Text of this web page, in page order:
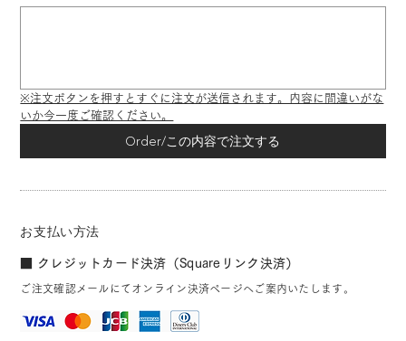
※注文ボタンを押すとすぐに注文が送信されます。内容に間違いがな
いか今一度ご確認ください。
Order/この内容で注文する
お支払い方法
■ クレジットカード決済（Squareリンク決済）
ご注文確認メールにてオンライン決済ページへご案内いたします。